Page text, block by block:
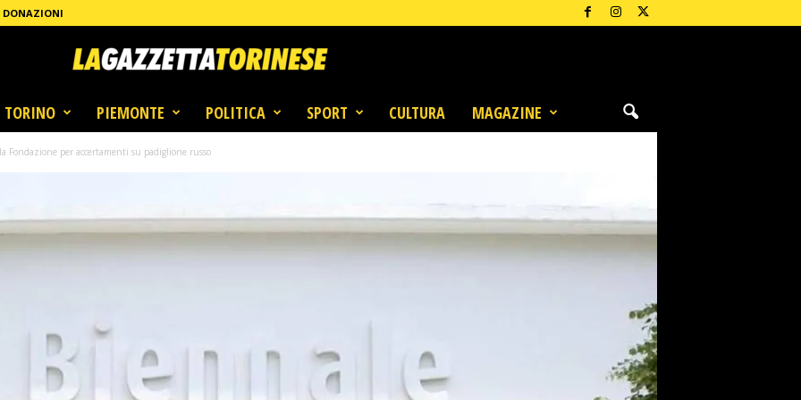
DONAZIONI
TORINO PIEMONTE POLITICA SPORT CULTURA MAGAZINE
Fondazione per accertamenti su padiglione russo